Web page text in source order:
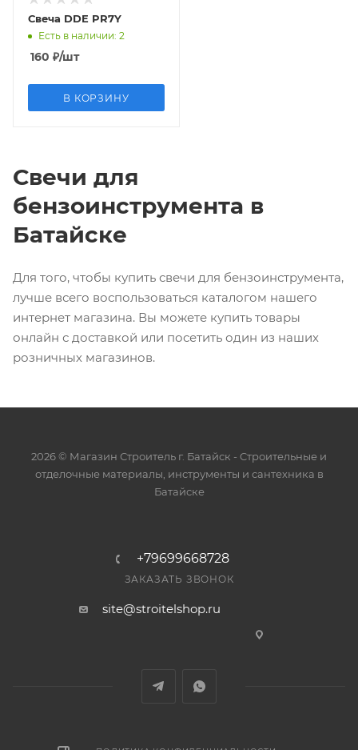
Свеча DDE PR7Y
Есть в наличии: 2
160 ₽/шт
В КОРЗИНУ
Свечи для
бензоинструмента в
Батайске
Для того, чтобы купить свечи для бензоинструмента,
лучше всего воспользоваться каталогом нашего
интернет магазина. Вы можете купить товары
онлайн с доставкой или посетить один из наших
розничных магазинов.
2026 © Магазин Строитель г. Батайск - Cтроительные и
отделочные материалы, инструменты и сантехника в
Батайске
+79699668728
ЗАКАЗАТЬ ЗВОНОК
site@stroitelshop.ru